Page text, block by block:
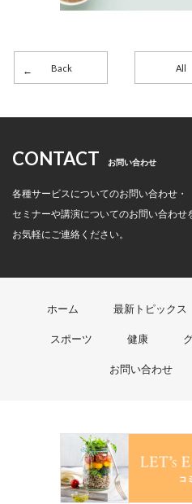
Back All
CONTACT お問い合わせ
各種サービスについてのお問い合わせ・
セミナーや講演についてのお問い合わせ
お気軽にご連絡ください。
ホーム 最新トピックス
スポーツ 健康
お問い合わせ